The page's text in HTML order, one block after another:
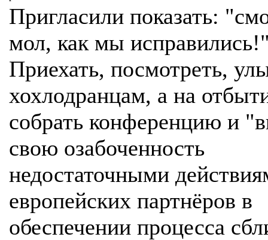
Пригласили показать:
мол, как мы
Приехать, посмотреть,
хохлодранцам, а на
собрать конференцию и
свою озабоченность
недостаточными
европейских партнёров в
обеспечении процесса